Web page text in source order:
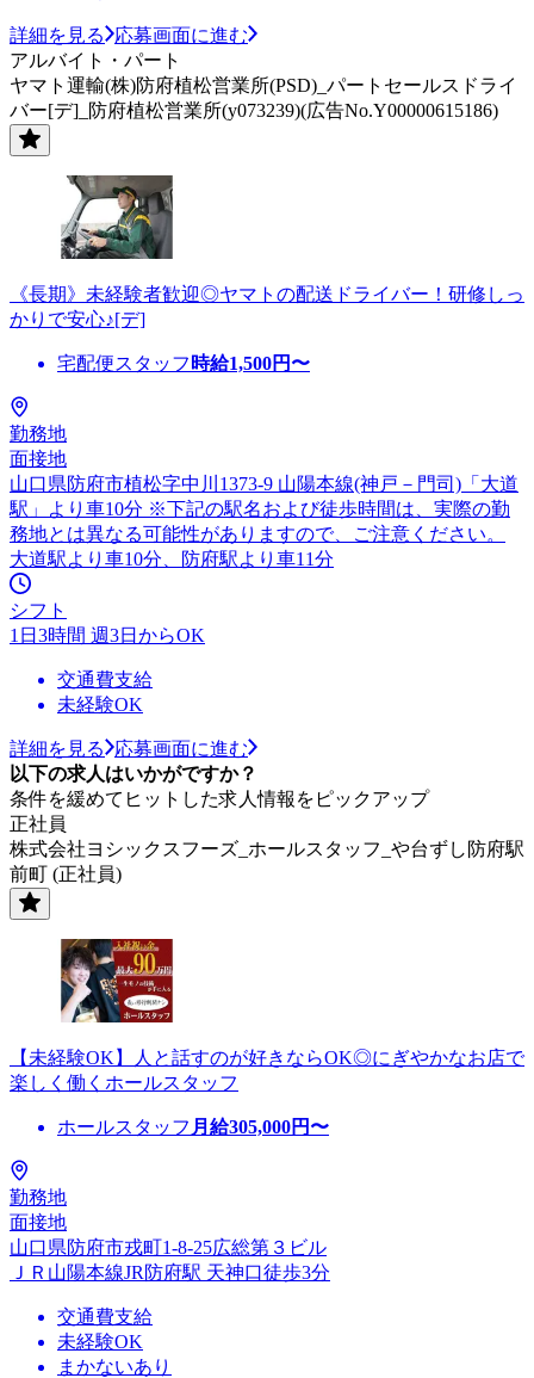
詳細を見る
応募画面に進む
アルバイト・パート
ヤマト運輸(株)防府植松営業所(PSD)_パートセールスドライ
バー[デ]_防府植松営業所(y073239)(広告No.Y00000615186)
《長期》未経験者歓迎◎ヤマトの配送ドライバー！研修しっ
かりで安心♪[デ]
宅配便スタッフ 時給1,500円〜
勤務地
面接地
山口県防府市植松字中川1373-9 山陽本線(神戸－門司)「大道
駅」より車10分 ※下記の駅名および徒歩時間は、実際の勤
務地とは異なる可能性がありますので、ご注意ください。
大道駅より車10分、防府駅より車11分
シフト
1日3時間 週3日からOK
交通費支給
未経験OK
詳細を見る
応募画面に進む
以下の求人はいかがですか？
条件を緩めてヒットした求人情報をピックアップ
正社員
株式会社ヨシックスフーズ_ホールスタッフ_や台ずし防府駅
前町 (正社員)
【未経験OK】人と話すのが好きならOK◎にぎやかなお店で
楽しく働くホールスタッフ
ホールスタッフ 月給305,000円〜
勤務地
面接地
山口県防府市戎町1-8-25広総第３ビル
ＪＲ山陽本線JR防府駅 天神口徒歩3分
交通費支給
未経験OK
まかないあり